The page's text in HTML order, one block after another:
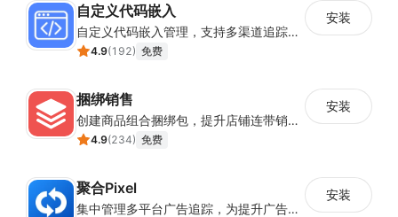
自定义代码嵌入
自定义代码嵌入管理，支持多渠道追踪与营销活动配置
4.9(192) 免费
安装
捆绑销售
创建商品组合捆绑包，提升店铺连带销售率
4.9(234) 免费
安装
聚合Pixel
集中管理多平台广告追踪，为提升广告ROAS与转化率提供数据基础
安装